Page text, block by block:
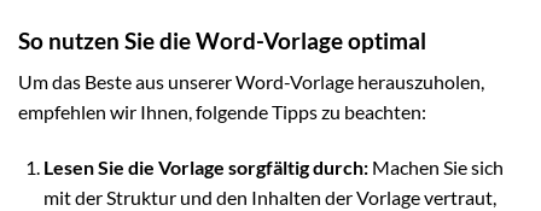
So nutzen Sie die Word-Vorlage optimal
Um das Beste aus unserer Word-Vorlage herauszuholen,
empfehlen wir Ihnen, folgende Tipps zu beachten:
Lesen Sie die Vorlage sorgfältig durch:Machen Sie sich
mit der Struktur und den Inhalten der Vorlage vertraut,